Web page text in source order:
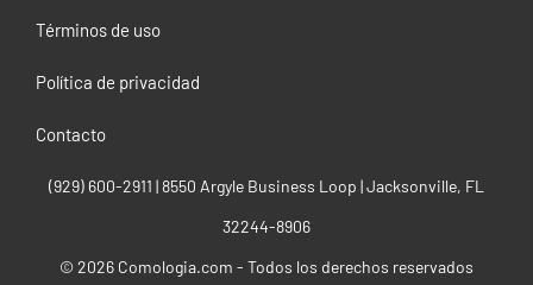
Términos de uso
Política de privacidad
Contacto
(929) 600-2911‬ | 8550 Argyle Business Loop | Jacksonville, FL
32244-8906
© 2026 Comologia.com - Todos los derechos reservados